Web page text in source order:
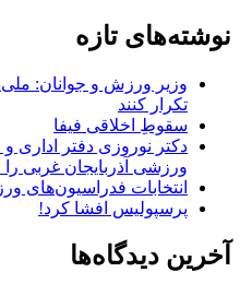
نوشته‌های تازه
وزیر ورزش و جوانان:
تکرار کنند
سقوطِ اخلاقی فیفا
دکتر نوروزی دفتر اداری
ورزشی آذربایجان غربی را
انتخابات فدراسیون‌های
پرسپولیس افشا کرد!
آخرین دیدگاه‌ها